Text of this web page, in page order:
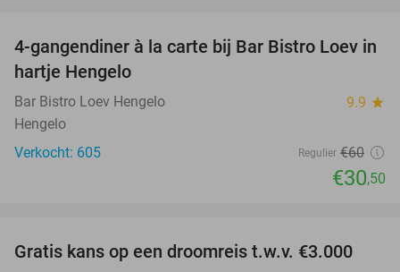
49%
4-gangendiner à la carte bij Bar Bistro Loev in
hartje Hengelo
Bar Bistro Loev Hengelo 9.9 star
Hengelo
Verkocht: 605
Regulier €60
€30,50
Gratis kans op een droomreis t.w.v. €3.000